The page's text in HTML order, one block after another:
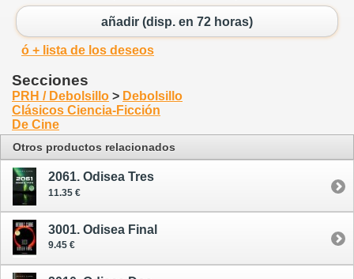
añadir (disp. en 72 horas)
ó + lista de los deseos
Secciones
PRH / Debolsillo > Debolsillo
Clásicos Ciencia-Ficción
De Cine
Otros productos relacionados
2061. Odisea Tres
11.35 €
3001. Odisea Final
9.45 €